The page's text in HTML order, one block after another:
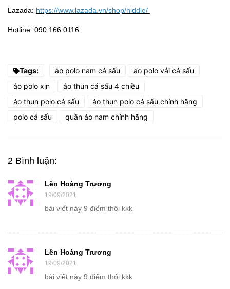
Lazada: https://www.lazada.vn/shop/hiddle/
Hotline: 090 166 0116
Tags: áo polo nam cá sấu
áo polo vải cá sấu
áo polo xịn
áo thun cá sấu 4 chiều
áo thun polo cá sấu
áo thun polo cá sấu chính hãng
polo cá sấu
quần áo nam chính hãng
2 Bình luận:
Lên Hoàng Trương
19/09/2021
bài viết này 9 điểm thôi kkk
Lên Hoàng Trương
19/09/2021
bài viết này 9 điểm thôi kkk